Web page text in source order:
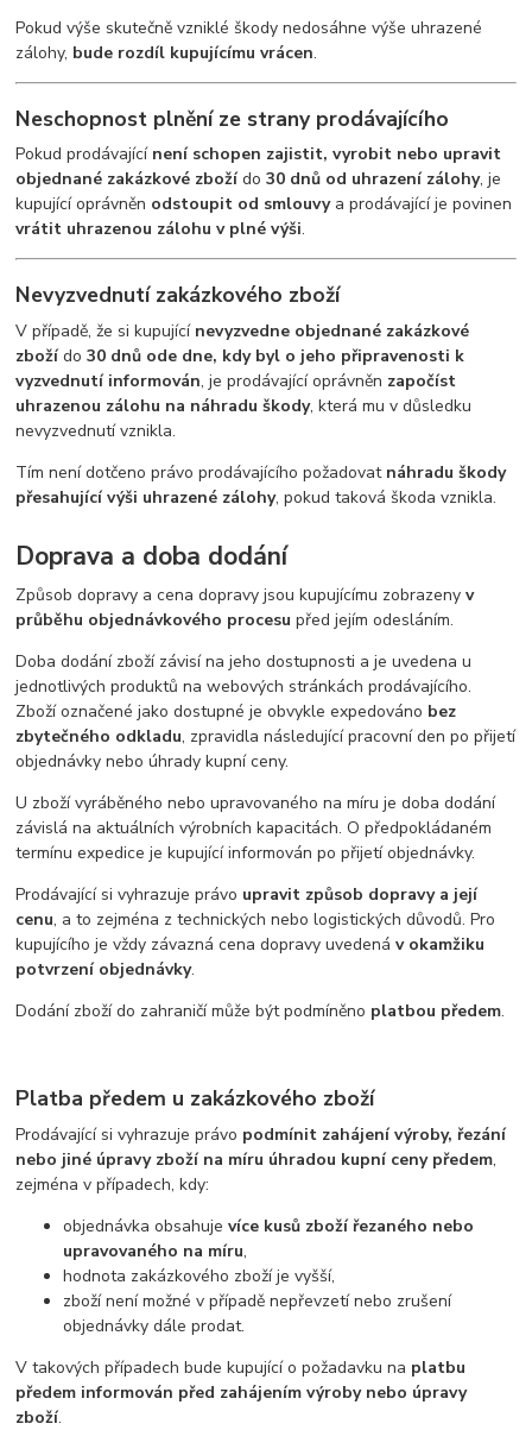
Pokud výše skutečně vzniklé škody nedosáhne výše uhrazené
zálohy, bude rozdíl kupujícímu vrácen.
Neschopnost plnění ze strany prodávajícího
Pokud prodávající není schopen zajistit, vyrobit nebo upravit
objednané zakázkové zbožído30 dnů od uhrazení zálohy, je
kupující oprávněn odstoupit od smlouvya prodávající je povinen
vrátit uhrazenou zálohu v plné výši.
Nevyzvednutí zakázkového zboží
V případě, že si kupující nevyzvedne objednané zakázkové
zbožído30 dnů ode dne, kdy byl o jeho připravenosti k
vyzvednutí informován, je prodávající oprávněn započíst
uhrazenou zálohu na náhradu škody, která mu v důsledku
nevyzvednutí vznikla.
Tím není dotčeno právo prodávajícího požadovat náhradu škody
přesahující výši uhrazené zálohy, pokud taková škoda vznikla.
Doprava a doba dodání
Způsob dopravy a cena dopravy jsou kupujícímu zobrazenyv
průběhu objednávkového procesu před jejím odesláním.
Doba dodání zboží závisí na jeho dostupnosti a je uvedena u
jednotlivých produktů na webových stránkách prodávajícího.
Zboží označené jako dostupné je obvykle expedováno bez
zbytečného odkladu, zpravidla následující pracovní den po přijetí
objednávky nebo úhrady kupní ceny.
U zboží vyráběného nebo upravovaného na míru je doba dodání
závislá na aktuálních výrobních kapacitách. O předpokládaném
termínu expedice je kupující informován po přijetí objednávky.
Prodávající si vyhrazuje právo upravit způsob dopravy a její
cenu, a to zejména z technických nebo logistických důvodů. Pro
kupujícího je vždy závazná cena dopravy uvedenáv okamžiku
potvrzení objednávky.
Dodání zboží do zahraničí může být podmíněno platbou předem.
Platba předem u zakázkového zboží
Prodávající si vyhrazuje právo podmínit zahájení výroby, řezání
nebo jiné úpravy zboží na míru úhradou kupní ceny předem,
zejména v případech, kdy:
objednávka obsahujevíce kusů zboží řezaného nebo
upravovaného na míru,
hodnota zakázkového zboží je vyšší,
zboží není možné v případě nepřevzetí nebo zrušení
objednávky dále prodat.
V takových případech bude kupující o požadavku na platbu
předem informován před zahájením výroby nebo úpravy
zboží.